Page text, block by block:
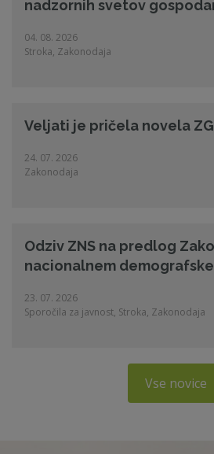
nadzornih svetov
04. 08. 2026
Stroka, Zakonodaja
Veljati je pričela novela
24. 07. 2026
Zakonodaja
Odziv ZNS na predlog
nacionalnem
23. 07. 2026
Sporočila za javnost, Stroka, Zakonodaja
Vse novice